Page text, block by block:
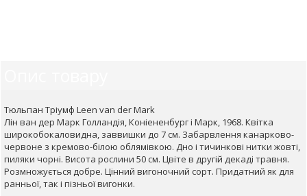
Тюльпан Тріумф Leen van der Mark
Лін ван дер Марк Голландія, Коніененбург і Марк, 1968. Квітка
широкобокаловидна, заввишки до 7 см. Забарвлення канарково-
червоне з кремово-білою облямівкою. Дно і тичинкові нитки жовті,
пиляки чорні. Висота рослини 50 см. Цвіте в другій декаді травня.
Розмножується добре. Цінний вигоночний сорт. Придатний як для
ранньої, так і пізньої вигонки.